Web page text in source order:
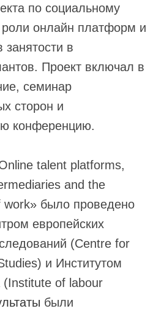
по социальному
роли онлайн платформ и
занятости в
Проект включал в
семинар
сторон и
конференцию.
talent platforms,
and the
work» было проведено
европейских
(Centre for
и Институтом
(Institute of labour
были